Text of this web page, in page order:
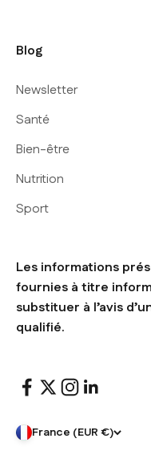
Blog
Newsletter
Santé
Bien-être
Nutrition
Sport
Les informations
fournies à titre
substituer à l’avis
qualifié.
France (EUR €)